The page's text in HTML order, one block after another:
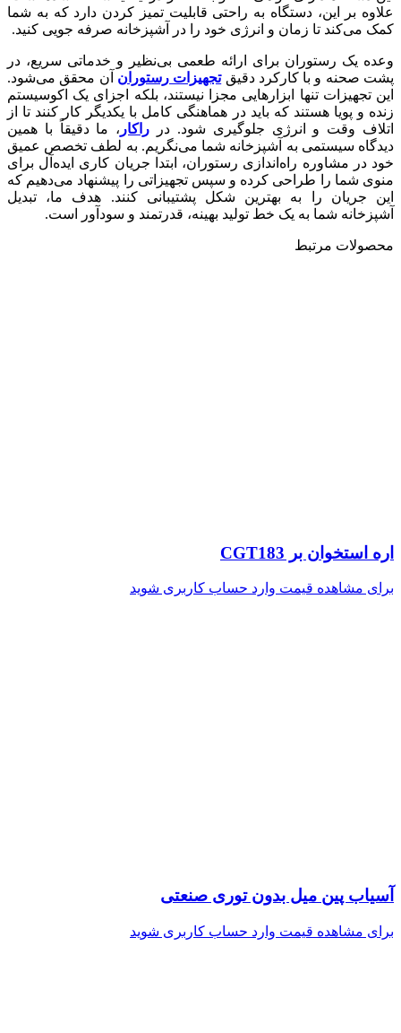
علاوه بر این، دستگاه به راحتی قابلیت تمیز کردن دارد که به شما
کمک می‌کند تا زمان و انرژی خود را در آشپزخانه صرفه جویی کنید.
وعده یک رستوران برای ارائه طعمی بی‌نظیر و خدماتی سریع، در
پشت صحنه و با کارکرد دقیق تجهیزات رستوران آن محقق می‌شود.
این تجهیزات تنها ابزارهایی مجزا نیستند، بلکه اجزای یک اکوسیستم
زنده و پویا هستند که باید در هماهنگی کامل با یکدیگر کار کنند تا از
اتلاف وقت و انرژی جلوگیری شود. در راکار ، ما دقیقاً با همین
دیدگاه سیستمی به آشپزخانه شما می‌نگریم. به لطف تخصص عمیق
خود در مشاوره راه‌اندازی رستوران، ابتدا جریان کاری ایده‌آل برای
منوی شما را طراحی کرده و سپس تجهیزاتی را پیشنهاد می‌دهیم که
این جریان را به بهترین شکل پشتیبانی کنند. هدف ما، تبدیل
آشپزخانه شما به یک خط تولید بهینه، قدرتمند و سودآور است.
محصولات مرتبط
اره استخوان بر CGT183
برای مشاهده قیمت وارد حساب کاربری شوید
آسیاب پین میل بدون توری صنعتی
برای مشاهده قیمت وارد حساب کاربری شوید